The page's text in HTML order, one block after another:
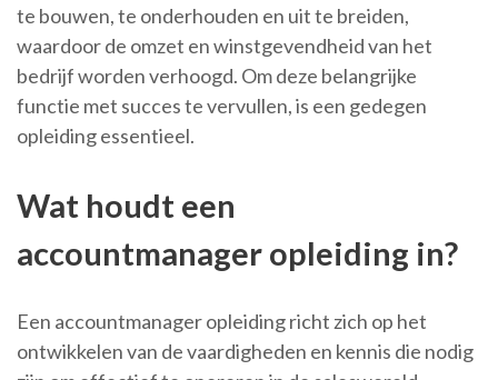
te bouwen, te onderhouden en uit te breiden,
waardoor de omzet en winstgevendheid van het
bedrijf worden verhoogd. Om deze belangrijke
functie met succes te vervullen, is een gedegen
opleiding essentieel.
Wat houdt een
accountmanager opleiding in?
Een accountmanager opleiding richt zich op het
ontwikkelen van de vaardigheden en kennis die nodig